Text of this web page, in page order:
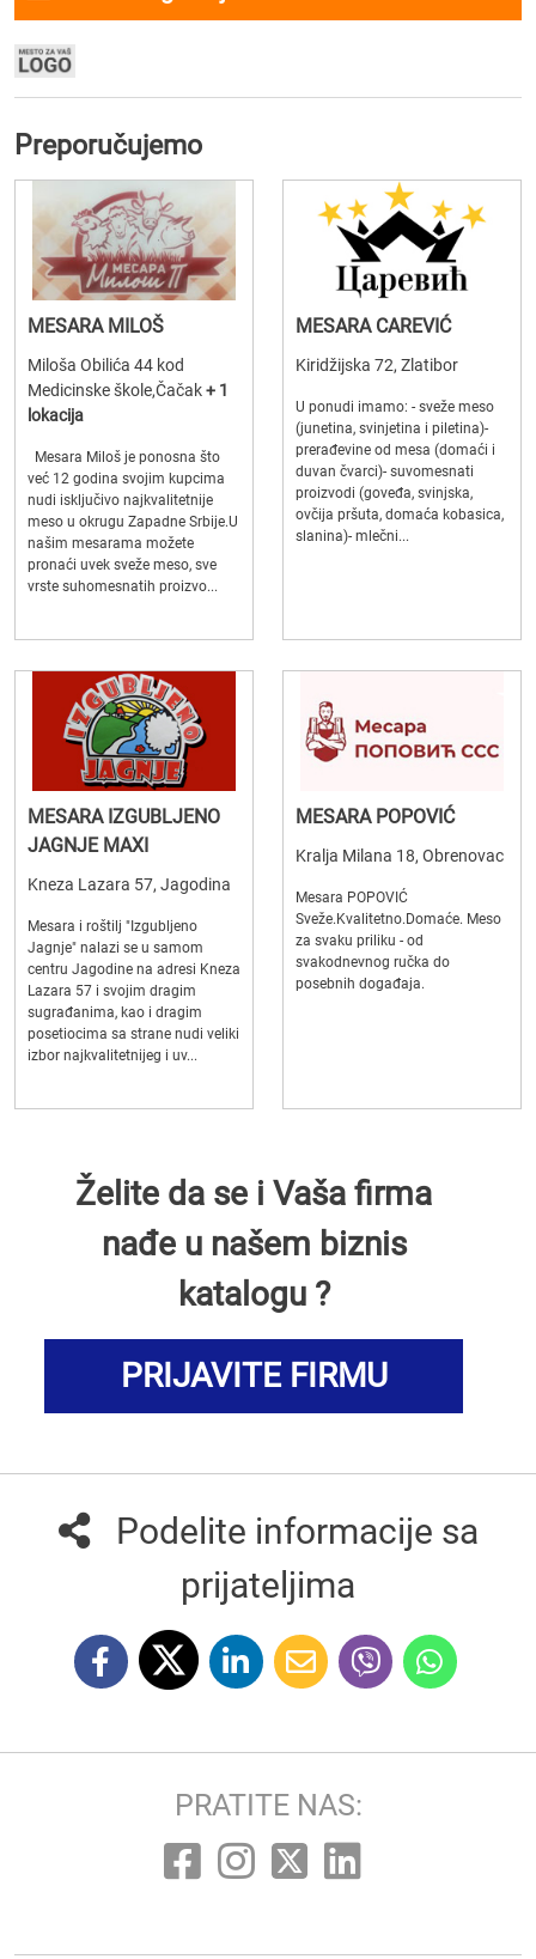
Preporučujemo
MESARA MILOŠ
Miloša Obilića 44 kod
Medicinske škole,Čačak+ 1
lokacija
Mesara Miloš je ponosna što
već 12 godina svojim kupcima
nudi isključivo najkvalitetnije
meso u okrugu Zapadne Srbije.U
našim mesarama možete
pronaći uvek sveže meso, sve
vrste suhomesnatih proizvo...
MESARA CAREVIĆ
Kiridžijska 72, Zlatibor
U ponudi imamo: - sveže meso
(junetina, svinjetina i piletina)-
prerađevine od mesa (domaći i
duvan čvarci)- suvomesnati
proizvodi (goveđa, svinjska,
ovčija pršuta, domaća kobasica,
slanina)- mlečni...
MESARA IZGUBLJENO
JAGNJE MAXI
Kneza Lazara 57, Jagodina
Mesara i roštilj "Izgubljeno
Jagnje" nalazi se u samom
centru Jagodine na adresi Kneza
Lazara 57 i svojim dragim
sugrađanima, kao i dragim
posetiocima sa strane nudi veliki
izbor najkvalitetnijeg i uv...
MESARA POPOVIĆ
Kralja Milana 18, Obrenovac
Mesara POPOVIĆ
Sveže.Kvalitetno.Domaće. Meso
za svaku priliku - od
svakodnevnog ručka do
posebnih događaja.
Želite da se i Vaša firma
nađe u našem biznis
katalogu ?
PRIJAVITE FIRMU
Podelite informacije sa
prijateljima
PRATITE NAS: